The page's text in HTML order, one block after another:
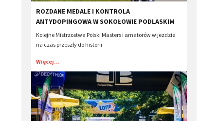
ROZDANE MEDALE I KONTROLA
ANTYDOPINGOWA W SOKOŁOWIE PODLASKIM
Kolejne Mistrzostwa Polski Masters i amatorów w jezdzie
na czas przeszły do historii
Więcej...